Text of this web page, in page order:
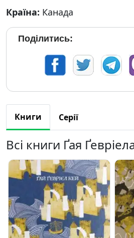
Країна: Канада
Поділитись:
Книги Серії
Всі книги Ґая